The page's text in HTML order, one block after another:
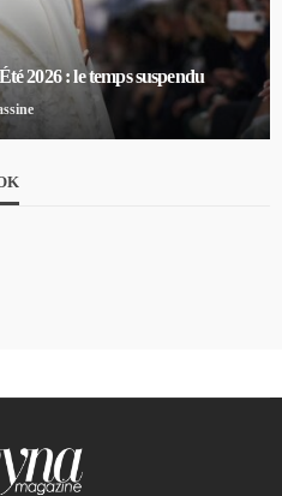
2026 : le temps suspendu